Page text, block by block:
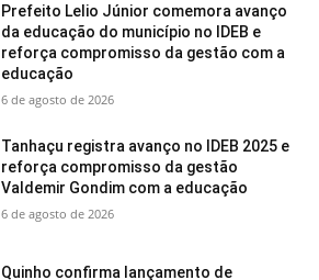
Prefeito Lelio Júnior comemora avanço
da educação do município no IDEB e
reforça compromisso da gestão com a
educação
6 de agosto de 2026
Tanhaçu registra avanço no IDEB 2025 e
reforça compromisso da gestão
Valdemir Gondim com a educação
6 de agosto de 2026
Quinho confirma lançamento de